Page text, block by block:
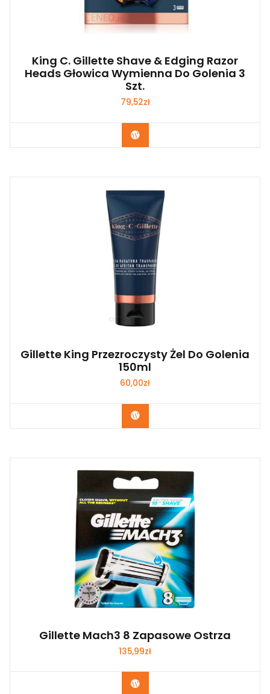
King C. Gillette Shave & Edging Razor
Heads Głowica Wymienna Do Golenia 3
Szt.
79,52zł
Zobacz
Gillette King Przezroczysty Żel Do Golenia
150ml
60,00zł
Zobacz
Gillette Mach3 8 Zapasowe Ostrza
135,99zł
Zobacz